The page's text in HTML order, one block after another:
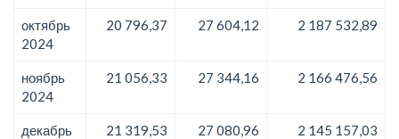
октябрь
2024
20 796,37 27 604,12 2 187 532,89
ноябрь
2024
21 056,33 27 344,16 2 166 476,56
декабрь
21 319,53 27 080,96 2 145 157,03